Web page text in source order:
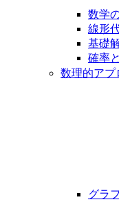
数学
線形
基礎
確率
数理的アプ
グラ